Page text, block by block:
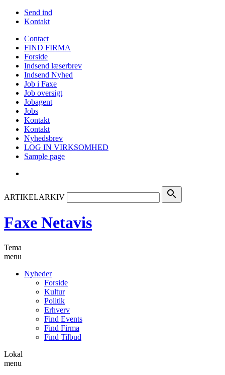
Send ind
Kontakt
Contact
FIND FIRMA
Forside
Indsend læserbrev
Indsend Nyhed
Job i Faxe
Job oversigt
Jobagent
Jobs
Kontakt
Kontakt
Nyhedsbrev
LOG IN VIRKSOMHED
Sample page
ARTIKELARKIV search
Faxe Netavis
Tema
menu
Nyheder
Forside
Kultur
Politik
Erhverv
Find Events
Find Firma
Find Tilbud
Lokal
menu